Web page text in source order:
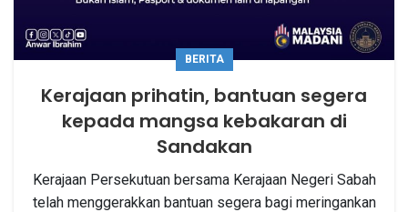
BERITA
Kerajaan prihatin, bantuan segera
kepada mangsa kebakaran di
Sandakan
Kerajaan Persekutuan bersama Kerajaan Negeri Sabah
telah menggerakkan bantuan segera bagi meringankan